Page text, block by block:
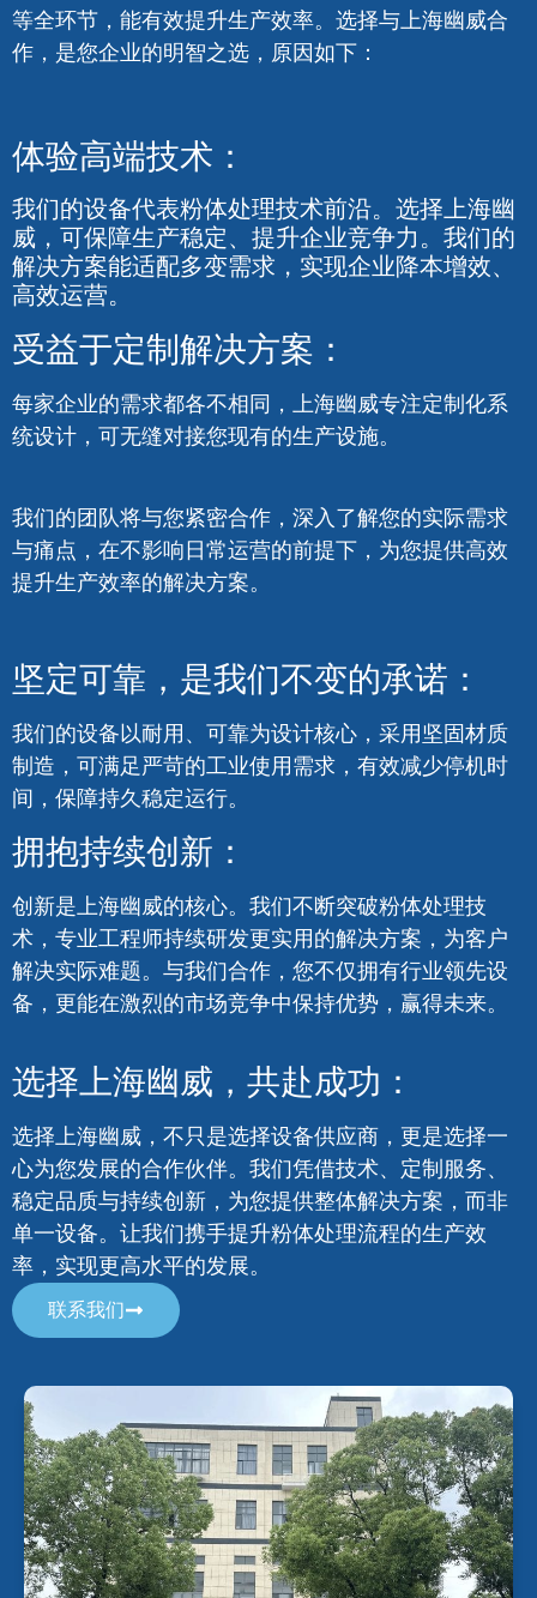
的粉体处理，对工业生产至关重要。我们拥有完整的
粉体处理设备，涵盖包装、称重、配料、输送、拆包
等全环节，能有效提升生产效率。选择与上海幽威合
作，是您企业的明智之选，原因如下：
体验高端技术：
我们的设备代表粉体处理技术前沿。选择上海幽
威，可保障生产稳定、提升企业竞争力。我们的
高效运营。
受益于定制解决方案：
我们的团队将与您紧密合作，深入了解您的实际需求
与痛点，在不影响日常运营的前提下，为您提供高效
提升生产效率的解决方案。
坚定可靠，是我们不变的承诺：
我们的设备以耐用、可靠为设计核心，采用坚固材质
制造，可满足严苛的工业使用需求，有效减少停机时
间，保障持久稳定运行。
拥抱持续创新：
术，专业工程师持续研发更实用的解决方案，为客户
解决实际难题。与我们合作，您不仅拥有行业领先设
备，更能在激烈的市场竞争中保持优势，赢得未来。
选择上海幽威，共赴成功：
选择上海幽威，不只是选择设备供应商，更是选择一
稳定品质与持续创新，为您提供整体解决方案，而非
单一设备。让我们携手提升粉体处理流程的生产效
率，实现更高水平的发展。
联系我们